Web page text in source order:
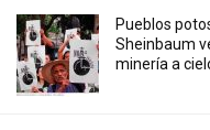
Pueblos
Sheinbaum
minería a